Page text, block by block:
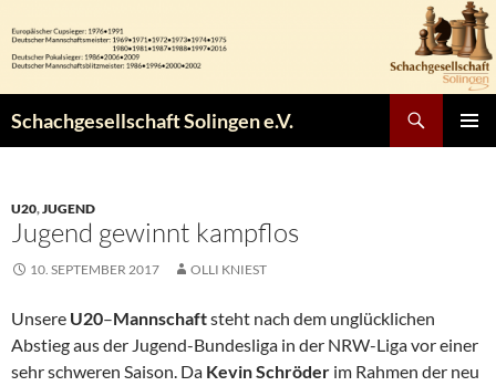
Inhalt
springen
Schachgesellschaft Solingen e.V.
U20,JUGEND
Jugend gewinnt kampflos
10. SEPTEMBER 2017 OLLI KNIEST
Unsere U20–Mannschaftsteht nach dem unglücklichen
Abstieg aus der Jugend-Bundesliga in der NRW-Liga vor einer
sehr schweren Saison. Da Kevin Schröder im Rahmen der neu